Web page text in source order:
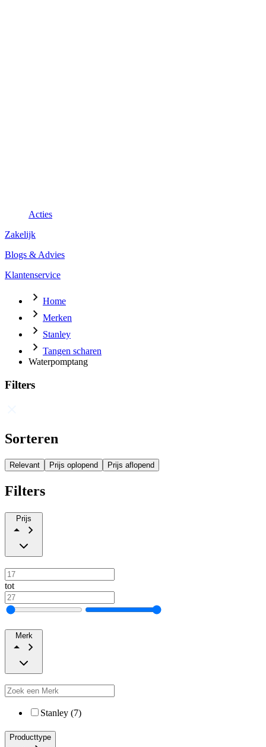
Acties
Zakelijk
Blogs & Advies
Klantenservice
Home
Merken
Stanley
Tangen scharen
Waterpomptang
Filters
Sorteren
Relevant Prijs oplopend Prijs aflopend
Filters
Prijs
tot
Merk
Stanley (7)
Producttype